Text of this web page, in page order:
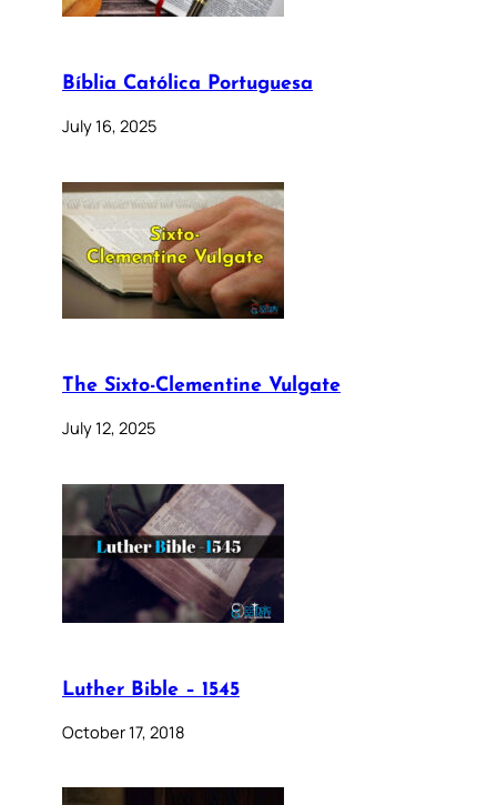
Bíblia Católica Portuguesa
July 16, 2025
The Sixto-Clementine Vulgate
July 12, 2025
Luther Bible – 1545
October 17, 2018